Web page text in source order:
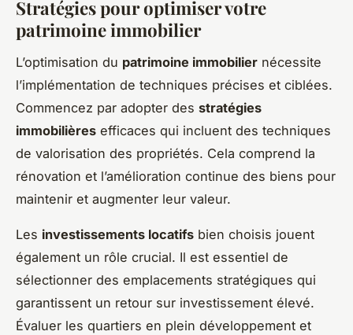
Stratégies pour optimiser votre
patrimoine immobilier
L’optimisation du patrimoine immobilier nécessite
l’implémentation de techniques précises et ciblées.
Commencez par adopter des stratégies
immobilières efficaces qui incluent des techniques
de valorisation des propriétés. Cela comprend la
rénovation et l’amélioration continue des biens pour
maintenir et augmenter leur valeur.
Les investissements locatifs bien choisis jouent
également un rôle crucial. Il est essentiel de
sélectionner des emplacements stratégiques qui
garantissent un retour sur investissement élevé.
Évaluer les quartiers en plein développement et